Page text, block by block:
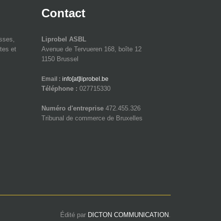
et
Contact
Liprobel ASBL
Avenue de Tervueren 168, boîte 12
1150 Brussel
Email : info[at]liprobel.be
Téléphone : 027715330
Numéro d'entreprise472.455.326
Tribunal de commerce de Bruxelles
Édité par DICTON COMMUNICATION